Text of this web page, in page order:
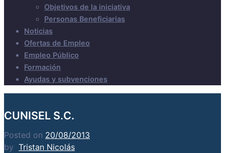
Objetivos de la iniciativa
Personas Beneficiarias
Noticias
Ofertas de Empleo
Empleo Público
Formación
Ayudas y subvenciones
CUNISEL S.C.
Posted on 20/08/2013
by Tristan Nicolás